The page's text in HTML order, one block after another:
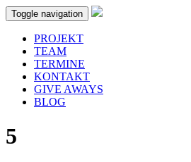
Skip to main content
Toggle navigation
PROJEKT
TEAM
TERMINE
KONTAKT
GIVE AWAYS
BLOG
5